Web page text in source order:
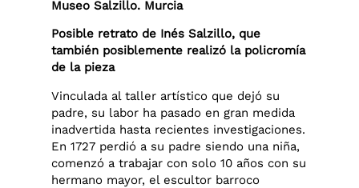
Museo Salzillo. Murcia
Posible retrato de Inés Salzillo, que
también posiblemente realizó la policromía
de la pieza
Vinculada al taller artístico que dejó su
padre, su labor ha pasado en gran medida
inadvertida hasta recientes investigaciones.
En 1727 perdió a su padre siendo una niña,
comenzó a trabajar con solo 10 años con su
hermano mayor, el escultor barroco